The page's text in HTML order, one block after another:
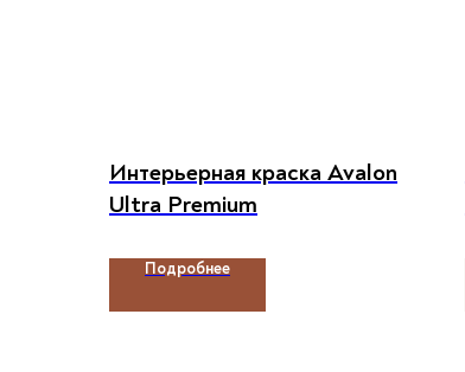
Интерьерная краска Avalon
Ultra Premium
Подробнее